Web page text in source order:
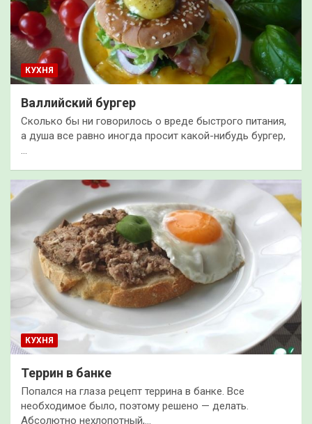
КУХНЯ
Валлийский бургер
Сколько бы ни говорилось о вреде быстрого питания,
а душа все равно иногда просит какой-нибудь бургер,
…
КУХНЯ
Террин в банке
Попался на глаза рецепт террина в банке. Все
необходимое было, поэтому решено — делать.
Абсолютно нехлопотный,…